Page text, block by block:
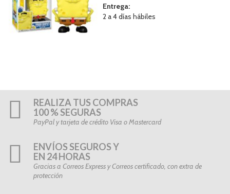
Entrega:
2 a 4 días hábiles
REALIZA TUS COMPRAS
100 % SEGURAS
PayPal y tarjeta de crédito Visa o Mastercard
ENVÍOS SEGUROS Y
EN 24 HORAS
Gracias a Correos Express y Correos certificado, con extra de
protección